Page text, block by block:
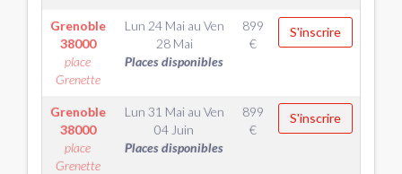
Grenoble
38000
place
Grenette
Lun 24 Maiau Ven
28 Mai
Places disponibles
899
€
S'inscrire
Grenoble
38000
place
Grenette
Lun 31 Maiau Ven
04 Juin
Places disponibles
899
€
S'inscrire